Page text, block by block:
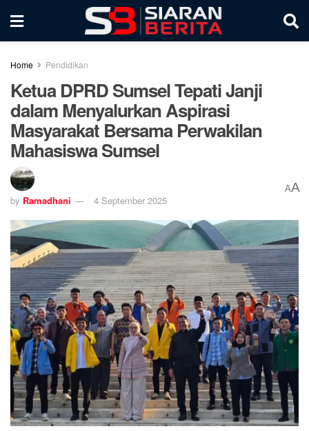
Home Pendidikan
Ketua DPRD Sumsel Tepati Janji
dalam Menyalurkan Aspirasi
Masyarakat Bersama Perwakilan
Mahasiswa Sumsel
by Ramadhani 4 September 2025
AA